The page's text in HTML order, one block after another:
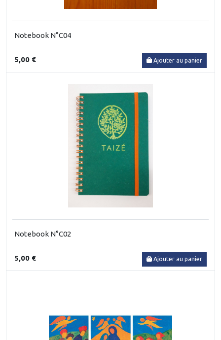
Notebook N°C04
5,00 € Ajouter au panier
Notebook N°C02
5,00 € Ajouter au panier